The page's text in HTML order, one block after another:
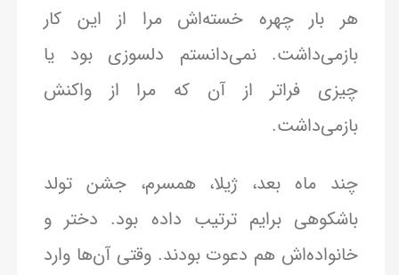
هر بار چهره خسته‌اش مرا از این کار
بازمی‌داشت. نمی‌دانستم دلسوزی بود یا
چیزی فراتر از آن که مرا از واکنش
بازمی‌داشت.
چند ماه بعد، ژیلا، همسرم، جشن تولد
باشکوهی برایم ترتیب داده بود. دختر و
خانواده‌اش هم دعوت بودند. وقتی آن‌ها وارد